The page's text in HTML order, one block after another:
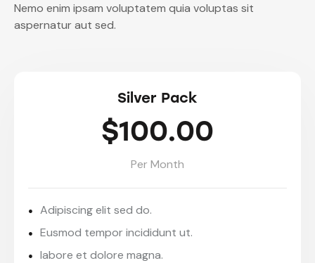
Nemo enim ipsam voluptatem quia voluptas sit
aspernatur aut sed.
Silver Pack
$100.00
Per Month
Adipiscing elit sed do.
Eusmod tempor incididunt ut.
labore et dolore magna.